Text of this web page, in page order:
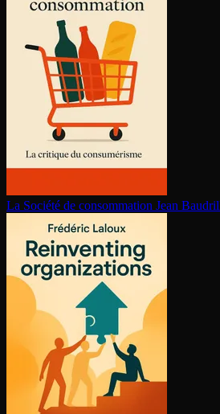
La Société de consom­ma­tion Jean